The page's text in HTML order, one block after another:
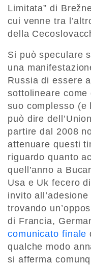
Limitata” di
cui venne tra
della
Si può speculare
una
Russia di essere
sottolineare
suo complesso (e
può dire
partire dal 2008
attenuare questi
riguardo quanto
quell’anno a
Usa e Uk fecero
invito
trovando
di Francia,
comunicato finale
qualche modo
si afferma